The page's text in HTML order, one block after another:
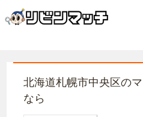
北海道札幌市中央区の
なら